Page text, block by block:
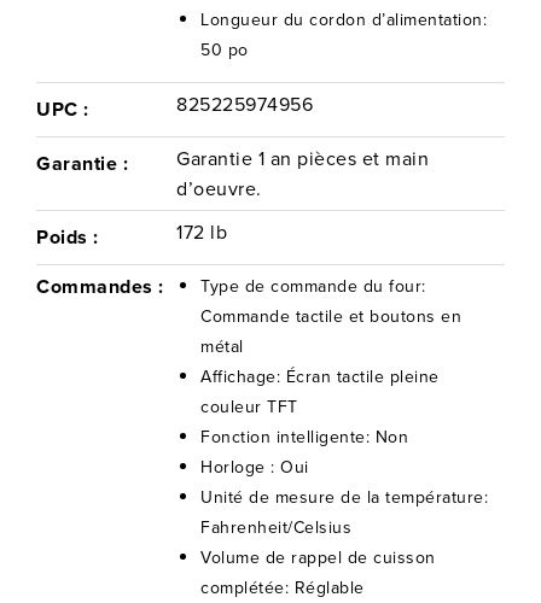
Longueur du cordon d’alimentation:
50 po
UPC : 825225974956
Garantie :
Garantie 1 an pièces et main
d’oeuvre.
Poids :
172 lb
Commandes :
Type de commande du four:
Commande tactile et boutons en
métal
Affichage: Écran tactile pleine
couleur TFT
Fonction intelligente: Non
Horloge : Oui
Unité de mesure de la température:
Fahrenheit/Celsius
Volume de rappel de cuisson
complétée: Réglable